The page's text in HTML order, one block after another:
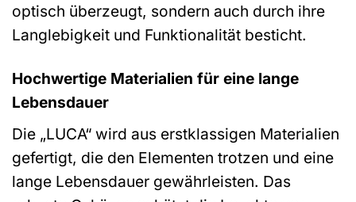
optisch überzeugt, sondern auch durch ihre
Langlebigkeit und Funktionalität besticht.
Hochwertige Materialien für eine lange
Lebensdauer
Die „LUCA“ wird aus erstklassigen Materialien
gefertigt, die den Elementen trotzen und eine
lange Lebensdauer gewährleisten. Das